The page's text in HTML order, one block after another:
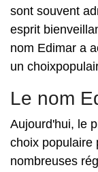
sont souvent
esprit
nom Edimar a
un
Le nom
Aujourd'hui, le
choix populaire
nombreuses